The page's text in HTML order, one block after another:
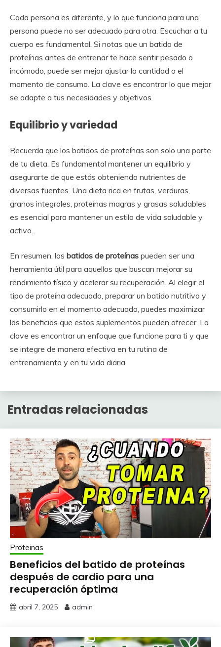
Cada persona es diferente, y lo que funciona para una
persona puede no ser adecuado para otra. Escuchar a tu
cuerpo es fundamental. Si notas que un batido de
proteínas antes de entrenar te hace sentir pesado o
incómodo, puede ser mejor ajustar la cantidad o el
momento de consumo. La clave es encontrar lo que mejor
se adapte a tus necesidades y objetivos.
Equilibrio y variedad
Recuerda que los batidos de proteínas son solo una parte
de tu dieta. Es fundamental mantener un equilibrio y
asegurarte de que estás obteniendo nutrientes de
diversas fuentes. Una dieta rica en frutas, verduras,
granos integrales, proteínas magras y grasas saludables
es esencial para mantener un estilo de vida saludable y
activo.
En resumen, los batidos de proteínas pueden ser una
herramienta útil para aquellos que buscan mejorar su
rendimiento físico y acelerar su recuperación. Al elegir el
tipo de proteína adecuado, preparar un batido nutritivo y
consumirlo en el momento adecuado, puedes maximizar
los beneficios que estos suplementos pueden ofrecer. La
clave es encontrar un enfoque que funcione para ti y que
se integre de manera efectiva en tu rutina de
entrenamiento y en tu vida diaria.
Entradas relacionadas
Proteinas
Beneficios del batido de proteínas
después de cardio para una
recuperación óptima
abril 7, 2025 admin